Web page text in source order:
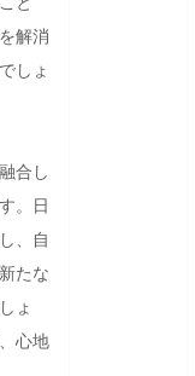
解消
しょ
合し
。日
、自
たな
ょ
心地